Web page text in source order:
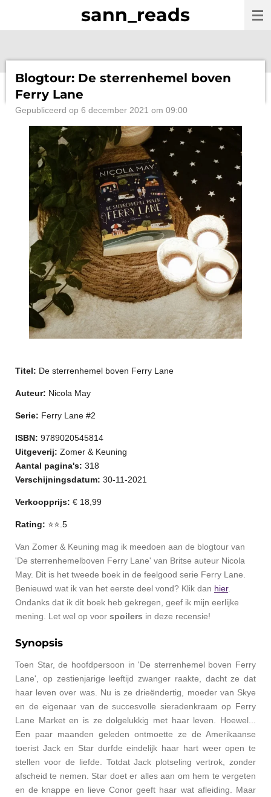
sann_reads
Blogtour: De sterrenhemel boven
Ferry Lane
Gepubliceerd op 6 december 2021 om 09:00
Titel: De sterrenhemel boven Ferry Lane
Auteur: Nicola May
Serie: Ferry Lane #2
ISBN: 9789020545814
Uitgeverij: Zomer & Keuning
Aantal pagina's: 318
Verschijningsdatum: 30-11-2021
Verkoopprijs: € 18,99
Rating: ⭐⭐.5
Van Zomer & Keuning mag ik meedoen aan de blogtour van
'De sterrenhemelboven Ferry Lane' van Britse auteur Nicola
May. Dit is het tweede boek in de feelgood serie Ferry Lane.
Benieuwd wat ik van het eerste deel vond? Klik dan hier.
Ondanks dat ik dit boek heb gekregen, geef ik mijn eerlijke
mening. Let wel op voor spoilers in deze recensie!
Synopsis
Toen Star, de hoofdpersoon in 'De sterrenhemel boven Ferry
Lane', op zestienjarige leeftijd zwanger raakte, dacht ze dat
haar leven over was. Nu is ze drieëndertig, moeder van Skye
en de eigenaar van de succesvolle sieradenkraam op Ferry
Lane Market en is ze dolgelukkig met haar leven. Hoewel...
Een paar maanden geleden ontmoette ze de Amerikaanse
toerist Jack en Star durfde eindelijk haar hart weer open te
stellen voor de liefde. Totdat Jack plotseling vertrok, zonder
afscheid te nemen. Star doet er alles aan om hem te vergeten
en de knappe en lieve Conor geeft haar wat afleiding. Maar